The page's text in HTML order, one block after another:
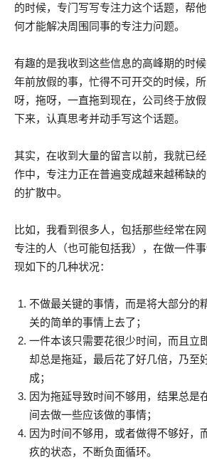
的时候，专门写写专注力这个话题，帮
何才能解决周围同事的专注力问题。
有趣的是我收到这些信息的高峰期的时
年前放假的事，忙得不可开交的时候，
呀，拖呀，一直拖到现在，公司终于放
下来，认真思考并动手写这个话题。
其实，在收到大量的留言以前，我就已
作中，专注力正在普遍变成越来越稀缺
的扩散中。
比如，我看到很多人，包括那些经常在
专注的人（也可能包括我），在做一件
现如下的几种状况：
不做最关键的事情，而是将大部分的
关的简单的事情上去了；
一件本该只需要花很少时间，而且立
却总是拖延，最后花了好几倍，乃至
成；
因为拖延导致时间不够用，结果总是
间去做一些应该做的事情；
因为时间不够用，或者做得不够好，
疚的状态，不断负面循环。